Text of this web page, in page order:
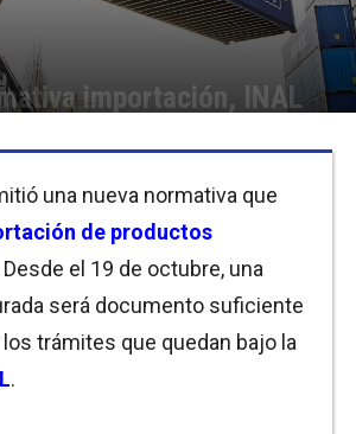
importación, INAL
una nueva normativa que
de productos
Desde el 19 de octubre, una
será documento suficiente
trámites que quedan bajo la
.